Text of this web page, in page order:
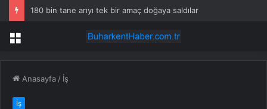
180 bin tane arıyı tek bir amaç doğaya saldılar
Menü
Anasayfa / İş
İş